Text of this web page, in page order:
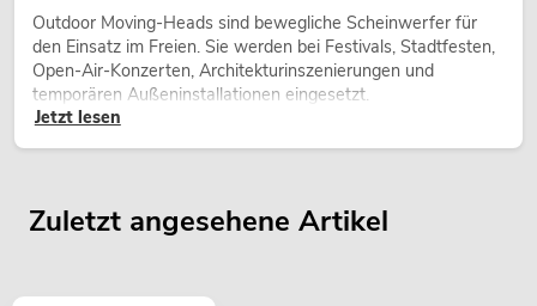
Outdoor Moving-Heads sind bewegliche Scheinwerfer für
den Einsatz im Freien. Sie werden bei Festivals, Stadtfesten,
Open-Air-Konzerten, Architekturinszenierungen und
temporären Außeninstallationen eingesetzt.
Jetzt lesen
Zuletzt angesehene Artikel